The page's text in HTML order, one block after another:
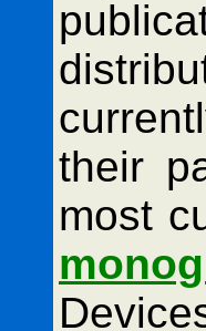
their
most